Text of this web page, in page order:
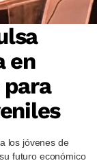
en
los jóvenes de
futuro económico